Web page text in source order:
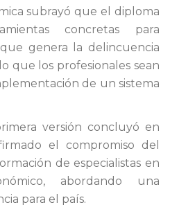
subrayó que el diploma
concretas para
genera la delincuencia
que los profesionales sean
de un sistema
versión concluyó en
el compromiso del
de especialistas en
abordando una
para el país.